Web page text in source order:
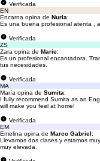
Verificada
EN
Encarna opina de Nuria:
Es una buena profesional atenta ,
Verificada
ZS
Zara opina de Marie:
Es un profesional encantadora.
tus necesidades.
Verificada
MA
María opina de Sumita:
I fully recommend Sumita as an
will make you feel at home!
Verificada
EM
Emelina opina de Marco Gabriel:
Llevamos dos clases y estamos
muy elevada.